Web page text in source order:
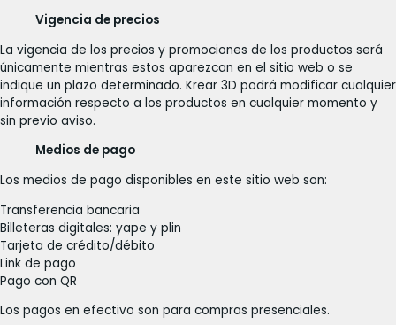
Vigencia de precios
La vigencia de los precios y promociones de los productos será
únicamente mientras estos aparezcan en el sitio web o se
indique un plazo determinado. Krear 3D podrá modificar cualquier
información respecto a los productos en cualquier momento y
sin previo aviso.
Medios de pago
Los medios de pago disponibles en este sitio web son:
Transferencia bancaria
Billeteras digitales: yape y plin
Tarjeta de crédito/débito
Link de pago
Pago con QR
Los pagos en efectivo son para compras presenciales.